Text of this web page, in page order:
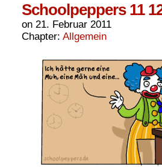
Schoolpeppers 11
on 21. Februar 2011
Chapter: Allgemein